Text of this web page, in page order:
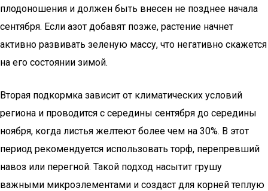
плодоношения и должен быть внесен не позднее начала
сентября. Если азот добавят позже, растение начнет
активно развивать зеленую массу, что негативно скажется
на его состоянии зимой.
Вторая подкормка зависит от климатических условий
региона и проводится с середины сентября до середины
ноября, когда листья желтеют более чем на 30%. В этот
период рекомендуется использовать торф, перепревший
навоз или перегной. Такой подход насытит грушу
важными микроэлементами и создаст для корней теплую